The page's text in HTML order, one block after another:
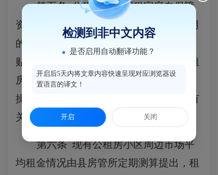
第五条 公租房实物配租家庭自保障
资格登记之日次月起算，轮候期满
12个月
的，于第13个月起可先予以发放租赁补
贴，直至县房地产开发公司通知办理公租
房交房手续当月停止发放；其发放标准、
操作程序和日常管理按照本实施细则的有
关规定执行。
第六条 现有公租房小区周边市场平
均租金情况由县房管所定期测算提出，租
检测到非中文内容
是否启用自动翻译功能？
开启后5天内将文章内容快速呈现对应浏览器设
置语言的译文！
开启 关闭